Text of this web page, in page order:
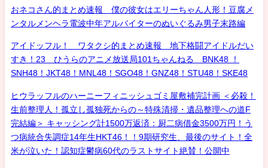
おネコさん的まとめ速報 僕の彼女はエリーちゃん人形！豆腐メ
ンタルメンヘラ電波中年アルバイターのぬいぐるみ男子末路編
アイドッフル！ ワタクシ的まとめ速報 地下格闘アイドルだい
すき！23 ひうらのアニメ放送局101ちゃんねる BNK48 ！
SNH48！JKT48！MNL48！SGO48！GNZ48！STU48！SKE48
ヒウラッフルのハーニーフィニッシュゴミ屋敷補完計画 ＜必殺！
生前整理人！孤立し孤独死からの～特殊清掃・遺品整理への道F
完結編＞ キャッシング計1500万返済：厨二病借金3500万円！う
つ病統合失調症14年生HKT46！！9期研究生、最後のサイト！全
米が泣いた！認知症鬱病60代のラストサイト絶賛！公開中